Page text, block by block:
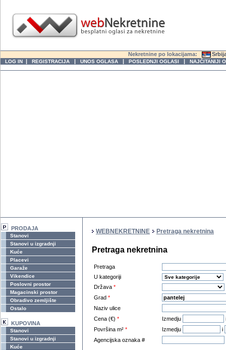
Nekretnine po lokacijama:
LOG IN | REGISTRACIJA | UNOS OGLASA | POSLEDNJI OGLASI | NAJČITANIJI
PRODAJA
Stanovi
Stanovi u izgradnji
Kuće
Placevi
Garaže
Vikendice
Poslovni prostor
Magacinski prostor
Obradivo zemljište
Ostalo
KUPOVINA
Stanovi
Stanovi u izgradnji
Kuće
WEBNEKRETNINE Pretraga nekretnina
Pretraga nekretnina
Pretraga
U kategoriji
Država *
Grad *
Naziv ulice
Cena (€) * Izmedju
Površina m² * Izmedju
i
Agencijska oznaka #